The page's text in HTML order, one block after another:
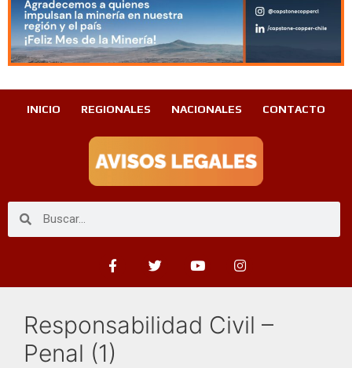
INICIO REGIONALES NACIONALES CONTACTO
Responsabilidad Civil –
Penal (1)